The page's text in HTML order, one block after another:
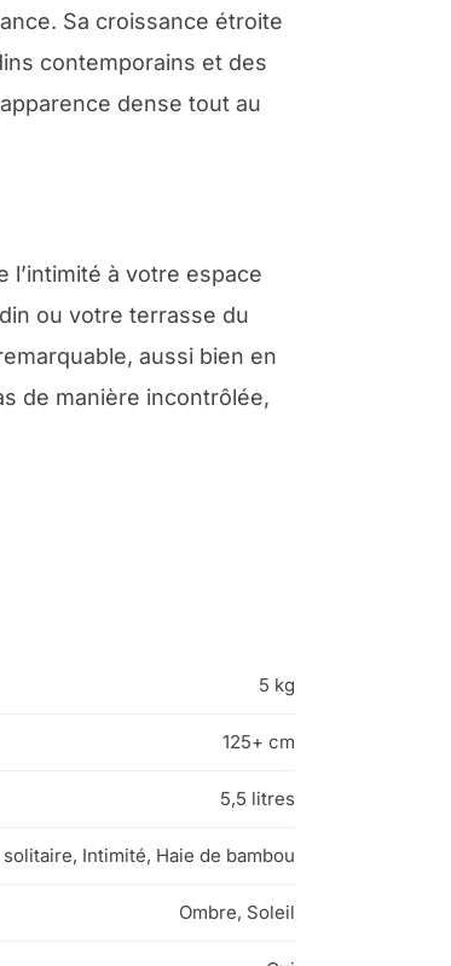
Sa croissance étroite
contemporains et des
dense tout au
l’intimité à votre espace
ou votre terrasse du
aussi bien en
de manière incontrôlée,
5 kg
125+ cm
5,5 litres
Intimité, Haie de bambou
Ombre, Soleil